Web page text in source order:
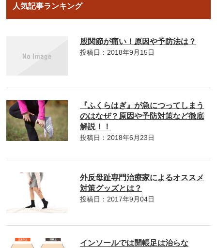
人気記事ランキング
股関節が痛い！原因や予防法は？
投稿日：2018年9月15日
『ふくらはぎ』が急につってしまう
のはなぜ？原因や予防対策など徹底
解説！！
投稿日：2018年6月23日
外反母趾専門治療家によるオススメ
対策グッズとは？
投稿日：2017年9月04日
インソールでは開帳足は治らな